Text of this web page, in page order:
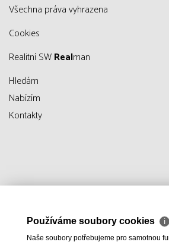
všechna práva vyhrazena
Cookies
Realitní SWRealman
Hledám
Nabízím
Kontakty
Používáme soubory cookies ℹ
Naše soubory potřebujeme pro samotnou